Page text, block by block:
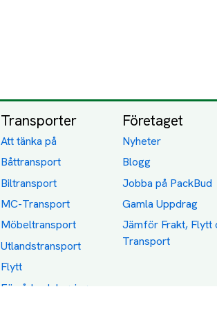
Transporter
Att tänka på
Båttransport
Biltransport
MC-Transport
Möbeltransport
Utlandstransport
Flytt
Förråd och lagring
Företaget
Nyheter
Blogg
Jobba på PackBud
Gamla Uppdrag
Jämför Frakt, Flytt
Transport